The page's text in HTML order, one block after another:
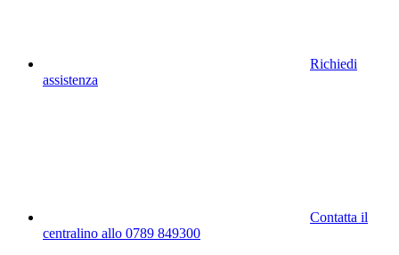
Richiedi
assistenza
Contatta il
centralino allo 0789 849300